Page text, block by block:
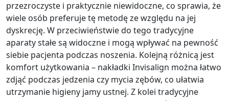
przezroczyste i praktycznie niewidoczne, co sprawia, że
wiele osób preferuje tę metodę ze względu na jej
dyskrecję. W przeciwieństwie do tego tradycyjne
aparaty stałe są widoczne i mogą wpływać na pewność
siebie pacjenta podczas noszenia. Kolejną różnicą jest
komfort użytkowania – nakładki Invisalign można łatwo
zdjąć podczas jedzenia czy mycia zębów, co ułatwia
utrzymanie higieny jamy ustnej. Z kolei tradycyjne